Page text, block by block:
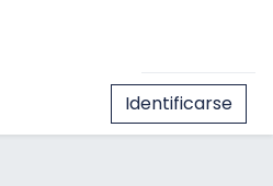
Identificarse